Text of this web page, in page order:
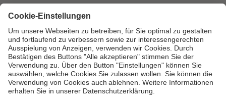
Mein Fotoservice
Informationen
Sortiment